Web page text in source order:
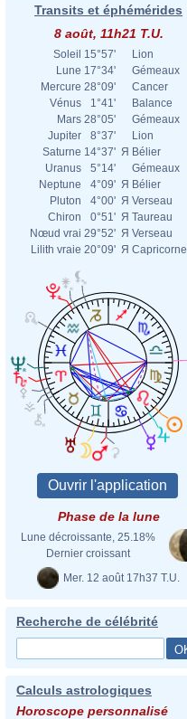
Transits et éphémérides
8 août, 11h21 T.U.
Soleil 15°57'
Lion
Lune 17°34'
Gémeaux
Mercure 28°09'
Cancer
Vénus
1°41'
Balance
Mars 28°05'
Gémeaux
Jupiter
8°37'
Lion
Saturne 14°37' Я Bélier
Uranus
5°14'
Gémeaux
Neptune
4°09' Я Bélier
Pluton
4°00' Я Verseau
Chiron
0°51' Я Taureau
Nœud vrai 29°52' Я Verseau
Lilith vraie 20°09' Я Capricorne
Phase de la lune
Lune décroissante, 25.18%
Dernier croissant
Mer. 12 août 17h37 T.U.
Recherche de célébrité
Calculs astrologiques
Horoscope personnalisé